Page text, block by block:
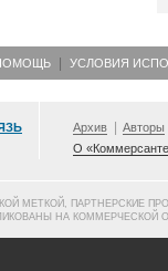
УСЛОВИЯ
Архив Авторы
О
МЕТКОЙ, ПАРТНЕРСКИЕ
НА КОММЕРЧЕСКОЙ